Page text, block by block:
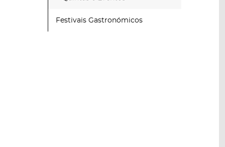
Festivais Gastronómicos